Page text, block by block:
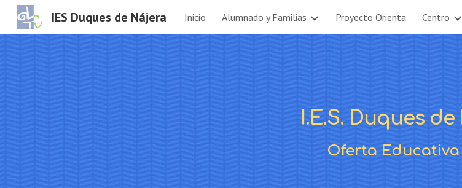
Skip to main content
IES Duques de Nájera Inicio Alumnado y Familias Proyecto Orienta Centro
I.E.S. Duques
Oferta Educativa